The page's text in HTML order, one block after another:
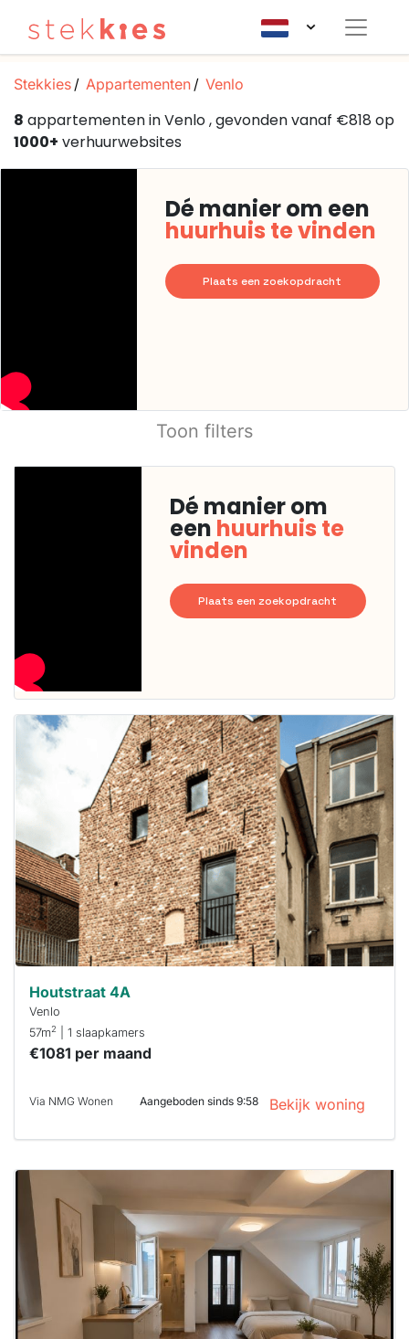
Stekkies Appartementen Venlo
8 appartementen in Venlo , gevonden vanaf €818 op
1000+ verhuurwebsites
Dé manier om een
huurhuis te vinden
Plaats een zoekopdracht
Toon filters
Dé manier om
een huurhuis te
vinden
Plaats een zoekopdracht
Deze woning
waarschijnlijk
al verhuurd
Om kans te
maken moet je
binnen 15
minuten
reageren.
Stekkies helpt
je hierbij!
Houtstraat 4A
Venlo
57m2 | 1 slaapkamers
€1081 per maand
Via NMG Wonen Aangeboden sinds 9:58 Bekijk woning
is
al verhuurd
Om kans te
maken moet je
binnen 15
minuten
reageren.
Stekkies helpt
je hierbij!